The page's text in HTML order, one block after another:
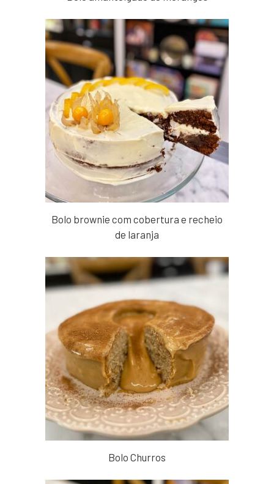
Bolo brownie com cobertura e recheio
de laranja
Bolo Churros